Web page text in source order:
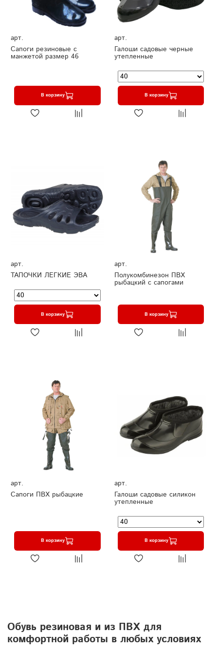
арт.
Сапоги резиновые с
манжетой размер 46
В корзину
арт.
Галоши садовые черные
утепленные
В корзину
арт.
ТАПОЧКИ ЛЕГКИЕ ЭВА
В корзину
арт.
Полукомбинезон ПВХ
рыбацкий с сапогами
В корзину
арт.
Сапоги ПВХ рыбацкие
В корзину
арт.
Галоши садовые силикон
утепленные
В корзину
Обувь резиновая и из ПВХ для
комфортной работы в любых условиях